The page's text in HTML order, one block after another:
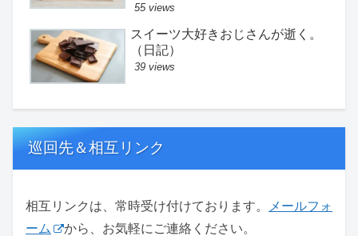
55 views
スイーツ大好きおじさんが逝く。
（日記）
39 views
巡回先＆相互リンク
相互リンクは、常時受け付けております。
メールフォ
ーム
から、お気軽にご連絡ください。